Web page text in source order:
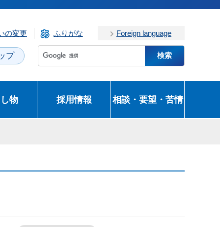
の変更 ふりがな Foreign language
プ
物 採用情報 相談・要望・苦情